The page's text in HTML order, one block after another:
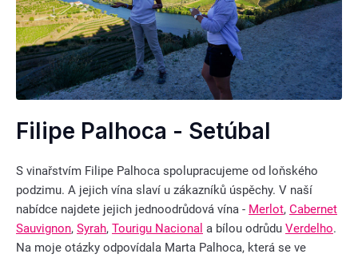
Filipe Palhoca - Setúbal
S vinařstvím Filipe Palhoca spolupracujeme od loňského
podzimu. A jejich vína slaví u zákazníků úspěchy. V naší
nabídce najdete jejich jednoodrůdová vína - Merlot, Cabernet
Sauvignon, Syrah, Tourigu Nacional a bílou odrůdu Verdelho.
Na moje otázky odpovídala Marta Palhoca, která se ve